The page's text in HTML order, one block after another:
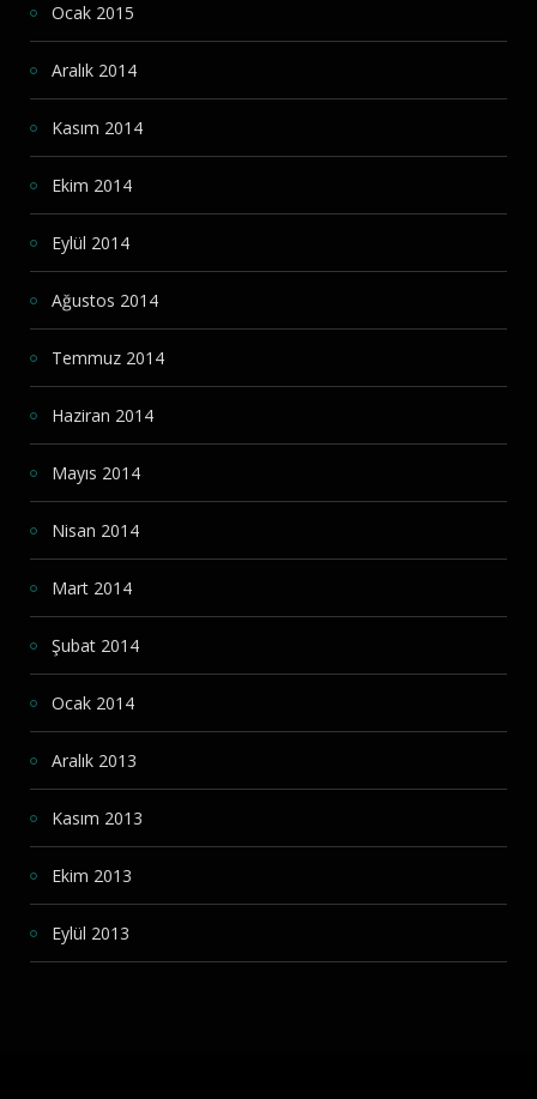
Ocak 2015
Aralık 2014
Kasım 2014
Ekim 2014
Eylül 2014
Ağustos 2014
Temmuz 2014
Haziran 2014
Mayıs 2014
Nisan 2014
Mart 2014
Şubat 2014
Ocak 2014
Aralık 2013
Kasım 2013
Ekim 2013
Eylül 2013